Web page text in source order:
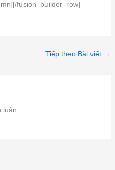
fusion_builder_row]
Tiếp theo Bài viết →